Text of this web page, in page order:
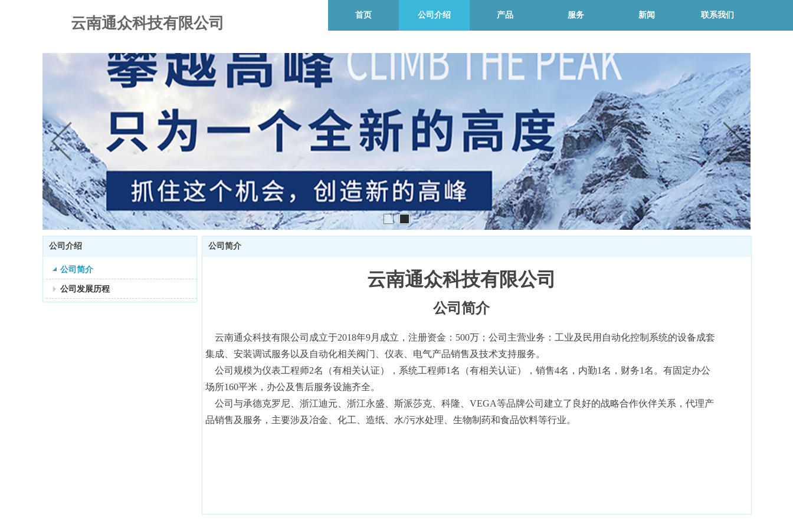
云南通众科技有限公司 首页 公司介绍 产品 服务 新闻 联系我们
公司介绍
公司简介
公司发展历程
公司简介
云南通众科技有限公司
公司简介
云南通众科技有限公司成立于2018年9月成立，注册资金：500万；公司主营业务：工业及民用自动化控制系统的设备成套
集成、安装调试服务以及自动化相关阀门、仪表、电气产品销售及技术支持服务。
公司规模为仪表工程师2名（有相关认证），系统工程师1名（有相关认证），销售4名，内勤1名，财务1名。有固定办公
场所160平米，办公及售后服务设施齐全。
公司与承德克罗尼、浙江迪元、浙江永盛、斯派莎克、科隆、VEGA等品牌公司建立了良好的战略合作伙伴关系，代理产
品销售及服务，主要涉及冶金、化工、造纸、水/污水处理、生物制药和食品饮料等行业。